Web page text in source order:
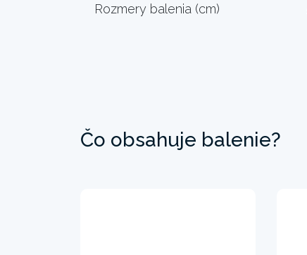
Rozmery balenia (cm)
Čo obsahuje balenie?